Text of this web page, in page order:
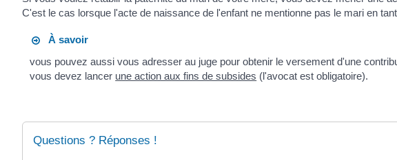
C'est le cas lorsque l'acte de naissance de l'enfant ne mentionne pas le mari en
À savoir
vous pouvez aussi vous adresser au juge pour obtenir le versement d'une
vous devez lancer une action aux fins de subsides (l'avocat est obligatoire).
Questions ? Réponses !